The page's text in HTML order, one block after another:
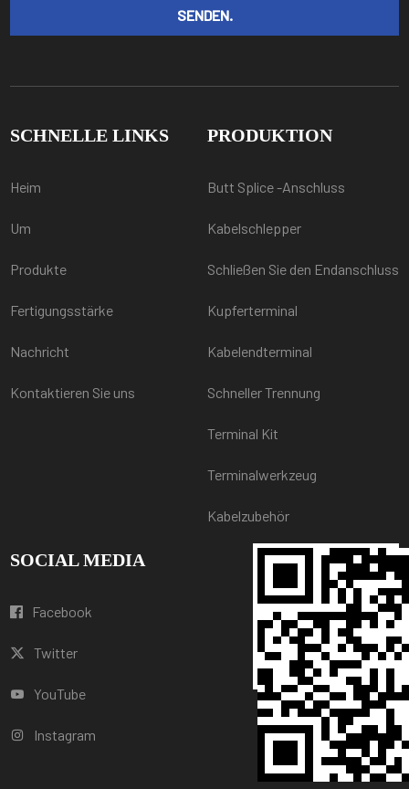
SCHNELLE LINKS
Heim
Um
Produkte
Fertigungsstärke
Nachricht
Kontaktieren Sie uns
PRODUKTION
Butt Splice -Anschluss
Kabelschlepper
Schließen Sie den Endanschluss
Kupferterminal
Kabelendterminal
Schneller Trennung
Terminal Kit
Terminalwerkzeug
Kabelzubehör
SOCIAL MEDIA
Facebook
Twitter
YouTube
Instagram